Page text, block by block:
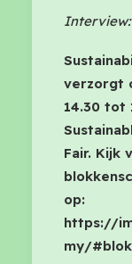
Interview:
verzorgt
14.30 tot
Fair. Kijk
op:
https://
my/